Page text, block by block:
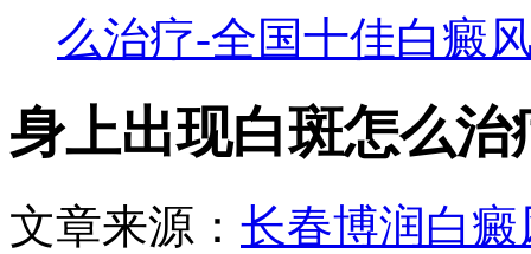
么治疗-全国十佳白癜
身上出现白斑怎么
文章来源： 长春博润白癜